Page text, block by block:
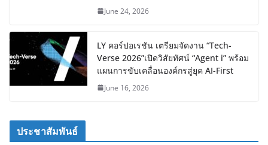
June 24, 2026
LY คอร์ปอเรชัน เตรียมจัดงาน “Tech-
Verse 2026”เปิดวิสัยทัศน์ “Agent i” พร้อม
แผนการขับเคลื่อนองค์กรสู่ยุค AI-First
June 16, 2026
ประชาสัมพันธ์